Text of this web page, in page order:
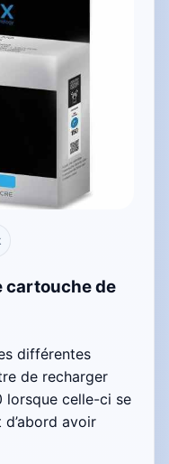
cartouche de
différentes
de recharger
lorsque celle-ci se
avoir